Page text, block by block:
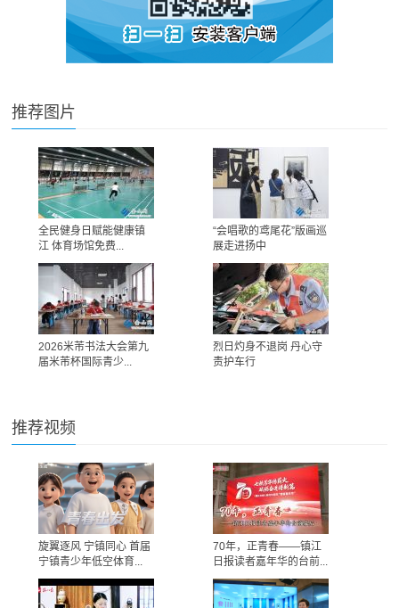
推荐图片
全民健身日赋能健康镇
江 体育场馆免费...
“会唱歌的鸢尾花”版画巡
展走进扬中
2026米芾书法大会第九
届米芾杯国际青少...
烈日灼身不退岗 丹心守
责护车行
推荐视频
旋翼逐风 宁镇同心 首届
宁镇青少年低空体育...
70年，正青春——镇江
日报读者嘉年华的台前...